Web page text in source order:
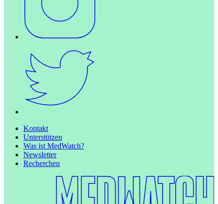
Kontakt
Unterstützen
Was ist MedWatch?
Newsletter
Recherchen